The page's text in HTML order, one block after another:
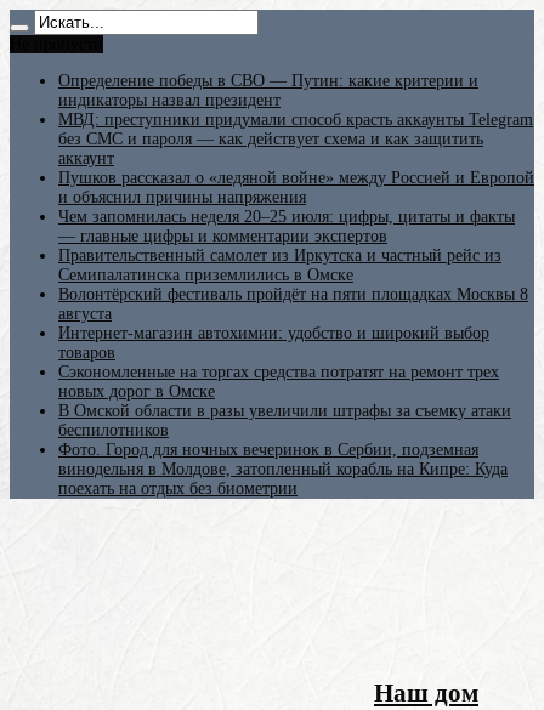
Определение победы в СВО — Путин: какие критерии и
индикаторы назвал президент
МВД: преступники придумали способ красть аккаунты Telegram
без СМС и пароля — как действует схема и как защитить
аккаунт
Пушков рассказал о «ледяной войне» между Россией и Европой
и объяснил причины напряжения
Чем запомнилась неделя 20–25 июля: цифры, цитаты и факты
— главные цифры и комментарии экспертов
Правительственный самолет из Иркутска и частный рейс из
Семипалатинска приземлились в Омске
Волонтёрский фестиваль пройдёт на пяти площадках Москвы 8
августа
Интернет-магазин автохимии: удобство и широкий выбор
товаров
Сэкономленные на торгах средства потратят на ремонт трех
новых дорог в Омске
В Омской области в разы увеличили штрафы за съемку атаки
беспилотников
Фото. Город для ночных вечеринок в Сербии, подземная
винодельня в Молдове, затопленный корабль на Кипре: Куда
поехать на отдых без биометрии
Наш дом